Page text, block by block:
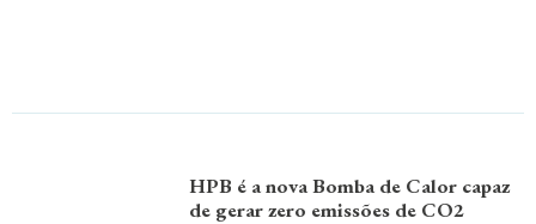
HPB é a nova Bomba de Calor capaz
de gerar zero emissões de CO2